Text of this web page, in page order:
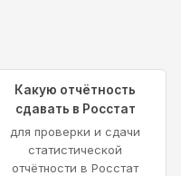
Какую отчётность
сдавать в Росстат
для проверки и сдачи
статистической
отчётности в Росстат